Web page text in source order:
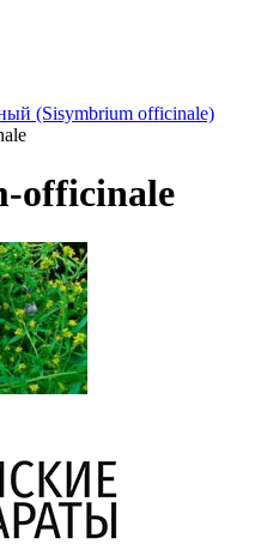
(Sisymbrium officinale)
officinale